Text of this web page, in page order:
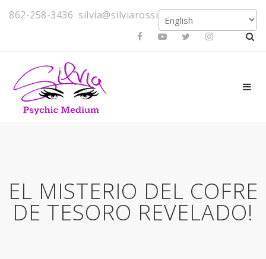
862-258-3436 silvia@silviarossi.com
EL MISTERIO DEL COFRE
DE TESORO REVELADO!